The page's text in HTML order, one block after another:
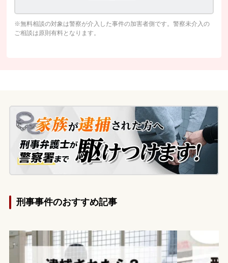
※無料相談の対象は警察が介入した事件の加害者側です。警察未介入の
ご相談は原則有料となります。
刑事事件のおすすめ記事